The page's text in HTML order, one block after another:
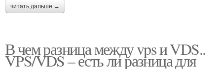
читать дальше →
В чем разница между vps и VDS..
VPS/VDS – есть ли разница для